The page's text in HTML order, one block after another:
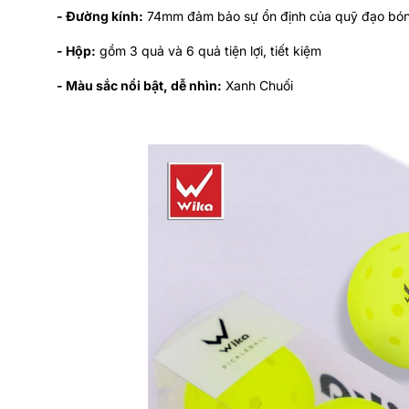
- Đường kính: 74mm đảm bảo sự ổn định của quỹ đạo
- Hộp: gồm 3 quả và 6 quả tiện lợi, tiết kiệm
- Màu sắc nổi bật, dễ nhìn: Xanh Chuối